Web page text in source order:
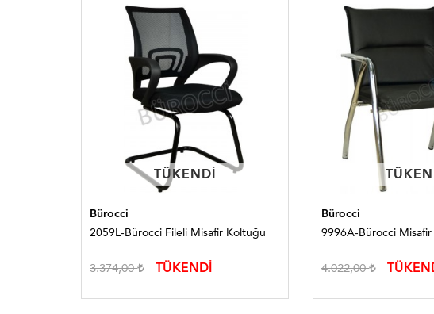
TÜKENDI
TÜKENDI
Bürocci
2059L-Bürocci Fileli Misafir Koltuğu
3.374,00 TÜKENDİ
Bürocci
9996A-Bürocci
4.022,00